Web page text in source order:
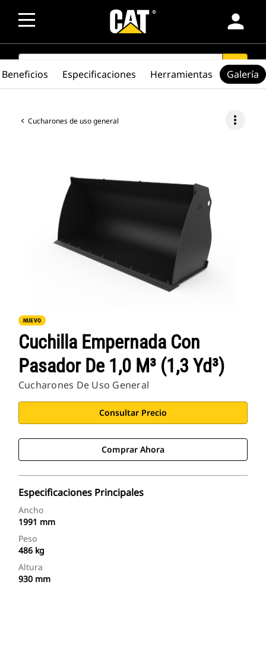
person
SEARCH search
Cucharones de uso general more_vert
NUEVO
Cuchilla Empernada Con
Pasador De 1,0 M³ (1,3 Yd³)
Cucharones De Uso General
Consultar Precio
Comprar Ahora
Especificaciones Principales
Ancho
1991 mm
Peso
486 kg
Altura
930 mm
Beneficios Especificaciones Herramientas Galería